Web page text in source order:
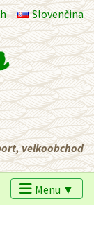
Slovenčina
velkoobchod
Menu ▼